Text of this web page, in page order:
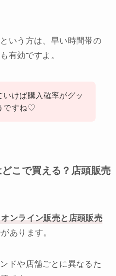
いう方は、早い時間帯の
有効ですよ。
いけば購入確率がグッ
ですね♡
こで買える？店頭販売
オンライン販売と店頭販売
あります。
ドや店舗ごとに異なるた